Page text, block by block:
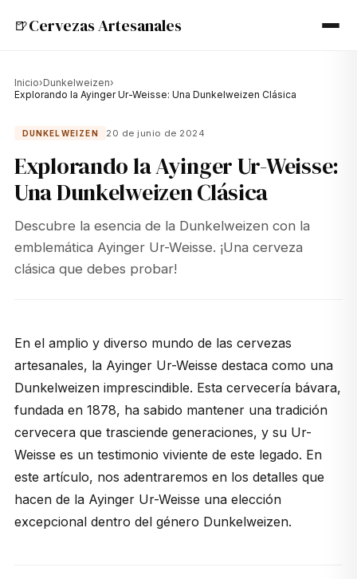
🍺Cervezas Artesanales
Inicio›Dunkelweizen›
Explorando la Ayinger Ur-Weisse: Una Dunkelweizen Clásica
DUNKELWEIZEN 20 de junio de 2024
Explorando la Ayinger Ur-Weisse:
Una Dunkelweizen Clásica
Descubre la esencia de la Dunkelweizen con la
emblemática Ayinger Ur-Weisse. ¡Una cerveza
clásica que debes probar!
En el amplio y diverso mundo de las cervezas
artesanales, la Ayinger Ur-Weisse destaca como una
Dunkelweizen imprescindible. Esta cervecería bávara,
fundada en 1878, ha sabido mantener una tradición
cervecera que trasciende generaciones, y su Ur-
Weisse es un testimonio viviente de este legado. En
este artículo, nos adentraremos en los detalles que
hacen de la Ayinger Ur-Weisse una elección
excepcional dentro del género Dunkelweizen.